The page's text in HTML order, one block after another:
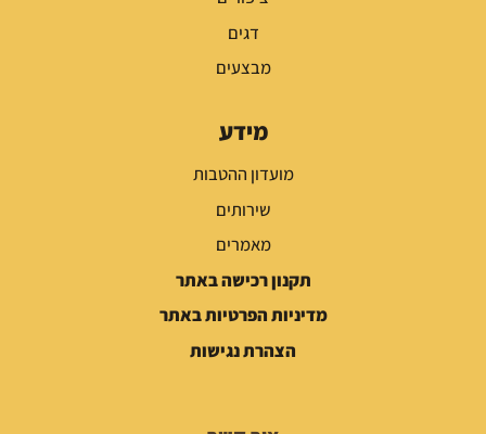
דגים
מבצעים
מידע
מועדון ההטבות
שירותים
מאמרים
תקנון רכישה באתר
מדיניות הפרטיות באתר
הצהרת נגישות